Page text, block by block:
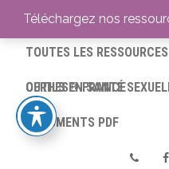
ACCUEIL
TOUTES LES
CERHES® FRANCE
OUTILS EN SANTÉ
DOCUMENTS PDF
Téléchargez nos